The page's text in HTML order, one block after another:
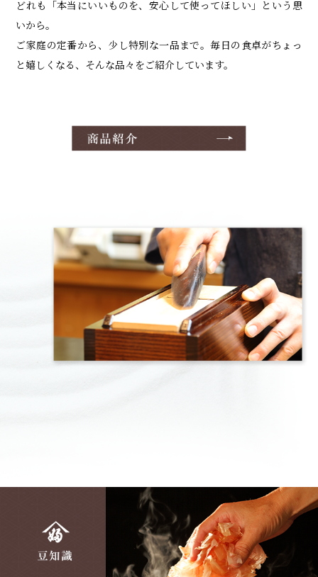
どれも「本当にいいものを、安心して使ってほしい」という思
いから。
ご家庭の定番から、少し特別な一品まで。毎日の食卓がちょっ
と嬉しくなる、そんな品々をご紹介しています。